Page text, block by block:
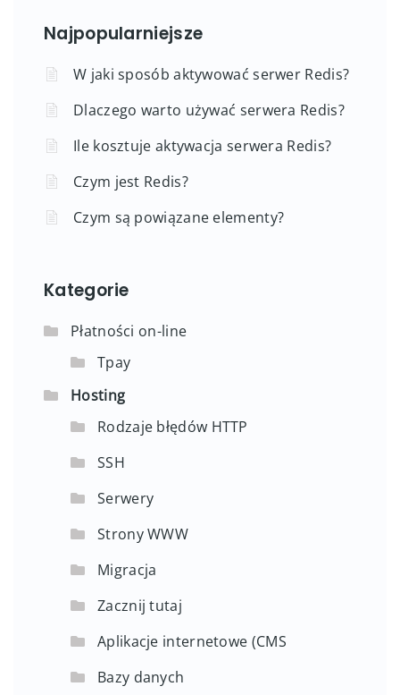
Najpopularniejsze
W jaki sposób aktywować serwer Redis?
Dlaczego warto używać serwera Redis?
Ile kosztuje aktywacja serwera Redis?
Czym jest Redis?
Czym są powiązane elementy?
Kategorie
Płatności on-line
Tpay
Hosting
Rodzaje błędów HTTP
SSH
Serwery
Strony WWW
Migracja
Zacznij tutaj
Aplikacje internetowe (CMS
Bazy danych